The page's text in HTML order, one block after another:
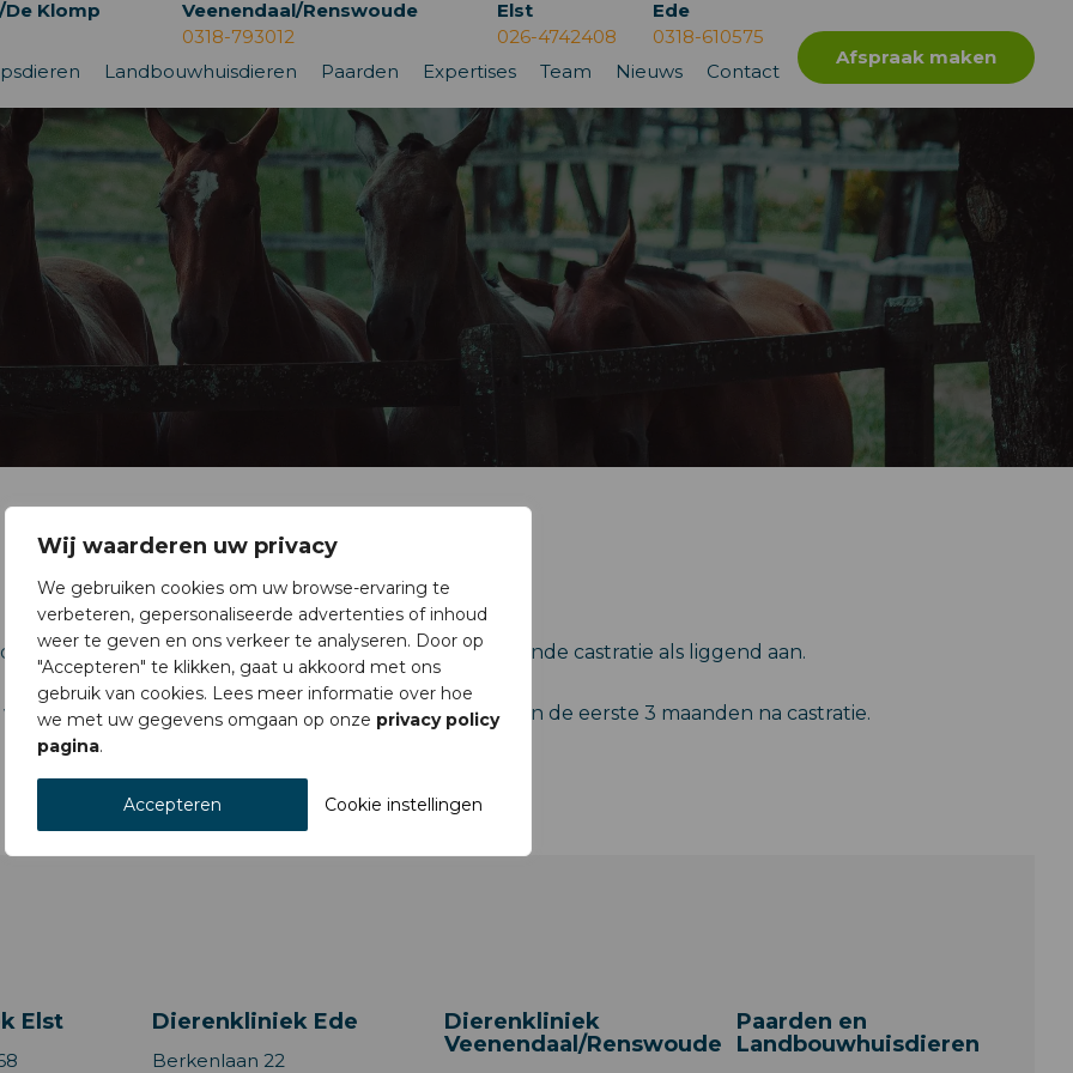
Wij waarderen uw privacy
We gebruiken cookies om uw browse-ervaring te
verbeteren, gepersonaliseerde advertenties of inhoud
weer te geven en ons verkeer te analyseren. Door op
"Accepteren" te klikken, gaat u akkoord met ons
gebruik van cookies. Lees meer informatie over hoe
we met uw gegevens omgaan op onze privacy policy
pagina.
Cookie instellingen
Accepteren
Klomp
Veenendaal/Renswoude
0318-793012
Elst
026-4742408
Ede
0318-610575
Landbouwhuisdieren Paarden Expertises Team Nieuws Contact
Afspraak maken
voor u op locatie castreren. Wij bieden zowel staande castratie als liggend aan.
zijn. Wees daarom voorzichtig met merries in de eerste 3 maanden na castratie.
Elst Dierenkliniek Ede
Berkenlaan 22
Dierenkliniek
Veenendaal/Renswoude
Paarden en
Landbouwhuisdieren